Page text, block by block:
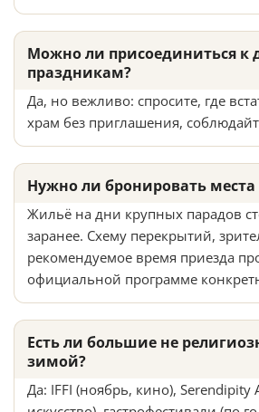
Можно ли присоединиться к
праздникам?
Да, но вежливо: спросите, где
храм без приглашения,
Нужно ли бронировать места
Жильё на дни крупных парадов
заранее. Схему перекрытий,
рекомендуемое время приезда
официальной программе
Есть ли большие не
зимой?
Да: IFFI (ноябрь, кино), Serendipity